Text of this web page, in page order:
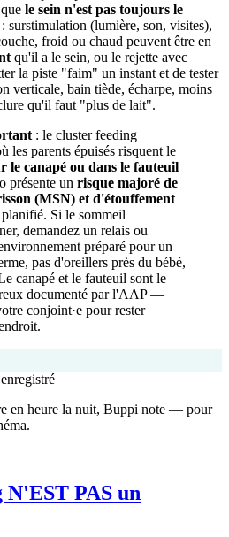
le sein n'est pas toujours le
: surstimulation (lumière, son, visites),
froid ou chaud peuvent être en
qu'il a le sein, ou le rejette avec
la piste "faim" un instant et de tester
verticale, bain tiède, écharpe, moins
qu'il faut "plus de lait".
: le cluster feeding
les parents épuisés risquent le
le canapé ou dans le fauteuil
présente un risque majoré de
(MSN) et d'étouffement
Si le sommeil
demandez un relais ou
préparé pour un
pas d'oreillers près du bébé,
canapé et le fauteuil sont le
documenté par l'AAP —
conjoint·e pour rester
en heure la nuit, Buppi note — pour
PAS un